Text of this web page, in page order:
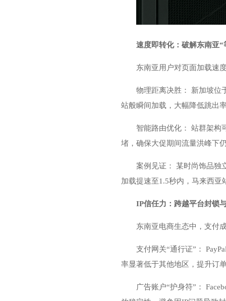
速度即转化：破解东南亚“
东南亚用户对页面加载速
物理距离决胜： 新加坡位
站般瞬间加载，大幅降低跳出
智能路由优化： 站群架构
堵，确保大促期间流量洪峰下
案例见证： 某时尚饰品独
加载提速至1.5秒内，马来西亚
IP信任力：跨越平台封锁
东南亚电商生态中，支付
支付网关“通行证”：
率显著低于其他地区，提升订
广告账户“护身符”：